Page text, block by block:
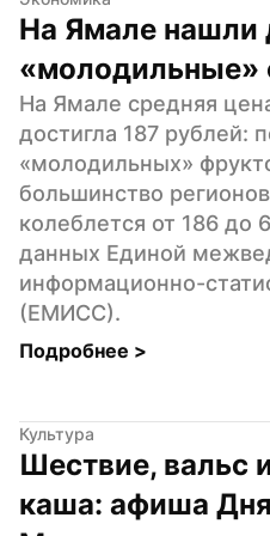
На Ямале нашли
«молодильные»
На Ямале средняя
достигла 187 рублей:
«молодильных»
большинство
колеблется от 186 до
данных Единой
информационно-
(ЕМИСС).
Подробнее >
Культура
Шествие, вальс
каша: афиша